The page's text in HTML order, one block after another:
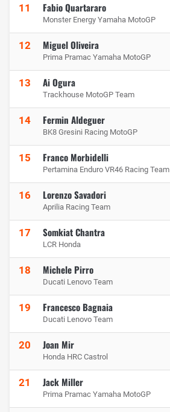
11 Fabio Quartararo
Monster Energy Yamaha MotoGP
12 Miguel Oliveira
Prima Pramac Yamaha MotoGP
13 Ai Ogura
Trackhouse MotoGP Team
14 Fermin Aldeguer
BK8 Gresini Racing MotoGP
15 Franco Morbidelli
Pertamina Enduro VR46 Racing Team
16 Lorenzo Savadori
Aprilia Racing Team
17 Somkiat Chantra
LCR Honda
18 Michele Pirro
Ducati Lenovo Team
19 Francesco Bagnaia
Ducati Lenovo Team
20 Joan Mir
Honda HRC Castrol
21 Jack Miller
Prima Pramac Yamaha MotoGP